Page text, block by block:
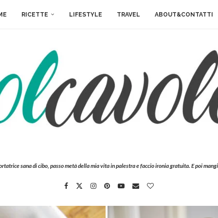
RICETTE LIFESTYLE TRAVEL ABOUT&CONTATTI
sana di cibo, passo metà della mia vita in palestra e faccio ironia gratuita. E poi